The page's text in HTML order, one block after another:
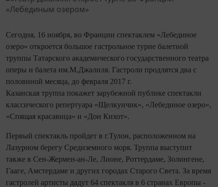
Сегодня, 16 ноября, во Франции спектаклем «Лебединое
озеро» откроется большое гастрольное турне балетной
труппы Татарского академического государственного театра
оперы и балета им.М.Джалиля. Гастроли продлятся два с
половиной месяца, до февраля 2017 г.
Казанская труппа покажет зарубежной публике спектакли
классического репертуара «Щелкунчик», «Лебединое озеро»,
«Спящая красавица» и «Дон Кихот».
Первый спектакль пройдет в г.Тулон, расположенном на
Лазурном берегу Средиземного моря. Труппа выступит
также в Сен-Жермен-ан-Ле, Лионе, Роттердаме, Золингене,
Гааге, Амстердаме и других городах Старого Света. За время
гастролей артисты дадут 64 спектакля в 6 странах Европы -